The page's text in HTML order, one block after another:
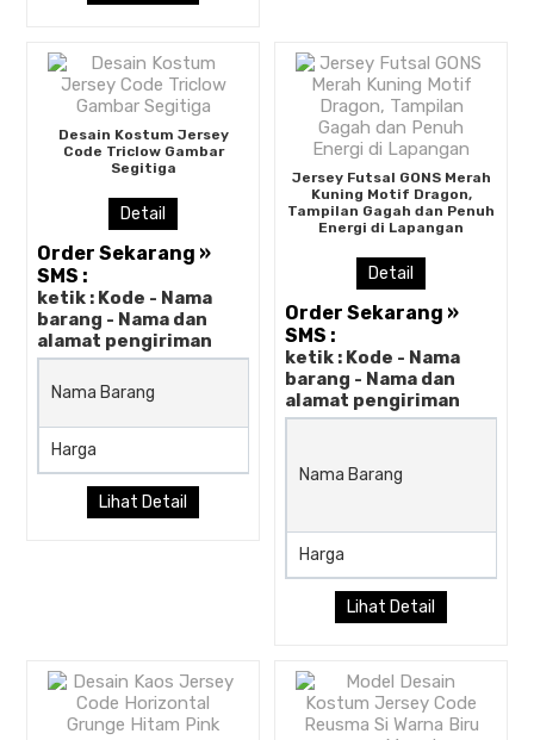
Desain Kostum Jersey
Code Triclow Gambar
Segitiga
Detail
Order Sekarang »
SMS :
ketik : Kode - Nama
barang - Nama dan
alamat pengiriman
Nama Barang
Desain Kostum Jersey Code
Triclow Gambar Segitiga
Harga
Lihat Detail
Jersey Futsal GONS Merah
Kuning Motif Dragon,
Tampilan Gagah dan Penuh
Energi di Lapangan
Detail
Order Sekarang »
SMS :
ketik : Kode - Nama
barang - Nama dan
alamat pengiriman
Nama Barang
Harga
Lihat Detail